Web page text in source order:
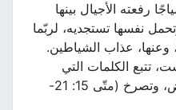
رفعته الأجيال بينها
نفسها تستجديه، لربّما
عذاب الشياطين.
الكلمات التي
سمعتها عنه، تضرب في الأرض، وتصرخ (متّى 15: 21-